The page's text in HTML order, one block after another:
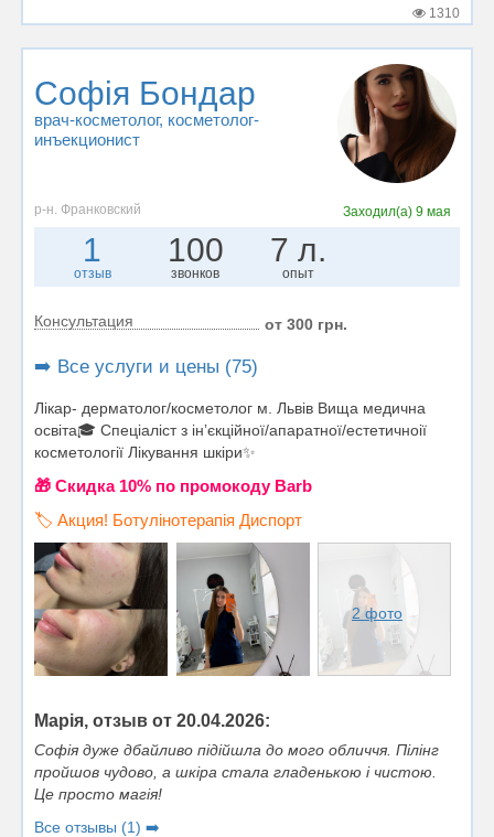
1310
Софія Бондар
врач-косметолог, косметолог-
инъекционист
р-н. Франковский Заходил(а)9 мая
1
отзыв
100
звонков
7 л.
опыт
Консультация от 300 грн.
➡️ Все услуги и цены (75)
Лікар- дерматолог/косметолог м. Львів Вища медична
освіта🎓 Спеціаліст з інʼєкційної/апаратної/естетичноії
косметології Лікування шкіри✨
🎁 Cкидка 10% по промокоду Barb
🏷️ Акция! Ботулінотерапія Диспорт
2 фото
Марія, отзыв от 20.04.2026:
Софія дуже дбайливо підійшла до мого обличчя. Пілінг
пройшов чудово, а шкіра стала гладенькою і чистою.
Це просто магія!
Все отзывы (1) ➡️